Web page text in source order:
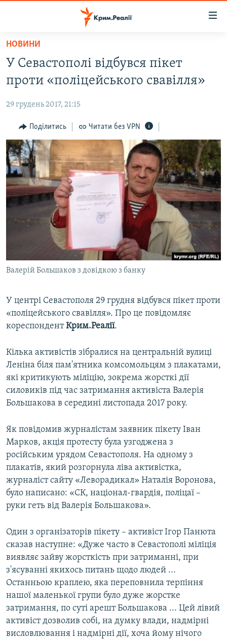
Перейти
основного
матеріалу
Перейти
до
навігації
Перейти
до
пошуку
ВІДЕО ТА ФОТО
ПОЛІТИКА
БЛОГИ
ПОГЛЯД
ІНТЕРВ'Ю
ВСЕ ЗА ДЕНЬ
СПЕЦПРОЕКТИ
ДЕПОРТАЦІЯ
ВІДЕОУРОКИ «ELIFBE»
СВІДЧЕННЯ ОКУПАЦІЇ
УКРАЇНСЬКА ПРОБЛЕМА КРИМУ
ЯК ОБІЙТИ БЛОКУВАННЯ
Qırımtatar
НОВИНИ
У Севастополі відбувся пікет
проти «поліцейського свавілля»
29 грудень 2017, 21:15
Поділитись Читати без VPN
Валерій Большаков з довідкою з банку
У центрі Севастополя 29 грудня відбувся пікет проти
«поліцейського свавілля». Про це повідомляє
кореспондентКрим.Реалії.
Кілька активістів зібралися на центральній вулиці
Леніна біля пам'ятника комсомольцям з плакатами,
які критикують міліцію, зокрема жорсткі дії
силовиків під час затримання активіста Валерія
Большакова в середині листопада 2017 року.
Як повідомив журналістам заявник пікету Іван
Марков, акція протесту була узгоджена з
російським урядом Севастополя. На одному з
плакатів, який розгорнула ліва активістка,
журналіст сайту «Леворадикал» Наталія Воронова,
було написано: «СК, націонал-гвардія, поліцаї –
руки геть від Валерія Большакова».
Один з організаторів пікету – активіст Ігор Панюта
сказав наступне: «Дуже часто в Севастополі міліція
виявляє зайву жорсткість при затриманні, при
з'ясуванні якихось питань щодо людей ...
Останньою краплею, яка переповнила терпіння
нашої маленької групи було дуже жорстке
затримання, по суті арешт Большакова ... Цей лівий
активіст дозволив собі, на думку влади, надмірні
висловлювання і надмірні дії, хоча йому нічого